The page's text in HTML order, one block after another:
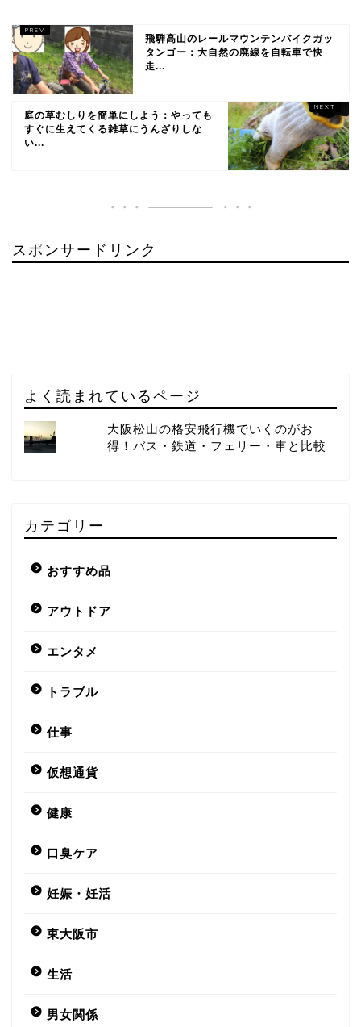
飛騨高山のレールマウンテンバイクガッ
タンゴー：大自然の廃線を自転車で快
走...
庭の草むしりを簡単にしよう：やっても
すぐに生えてくる雑草にうんざりしな
い...
スポンサードリンク
よく読まれているページ
大阪松山の格安飛行機でいくのがお
得！バス・鉄道・フェリー・車と比較
カテゴリー
おすすめ品
アウトドア
エンタメ
トラブル
仕事
仮想通貨
健康
口臭ケア
妊娠・妊活
東大阪市
生活
男女関係